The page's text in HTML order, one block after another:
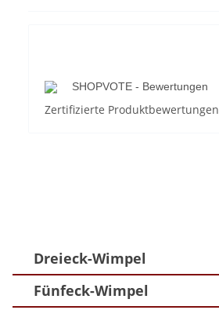
SHOPVOTE - Bewertungen
Zertifizierte Produktbewertungen
Dreieck-Wimpel
Fünfeck-Wimpel